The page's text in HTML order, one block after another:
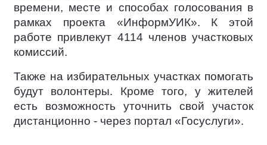
времени, месте и способах голосования в
рамках проекта «ИнформУИК». К этой
работе привлекут 4114 членов участковых
комиссий.
Также на избирательных участках помогать
будут волонтеры. Кроме того, у жителей
есть возможность уточнить свой участок
дистанционно - через портал «Госуслуги».